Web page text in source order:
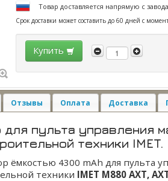
Товар доставляется напрямую с
Срок доставки может составить до 60 дней с
Купить
Отзывы Оплата Доставка
пульта управления
техники IMET.
ёмкостью 4300 mAh для пульта
техники IMET M880 AXT,